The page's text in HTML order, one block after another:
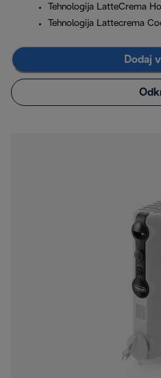
Tehnologija LatteCrema
Tehnologija Lattecrema
Dodaj